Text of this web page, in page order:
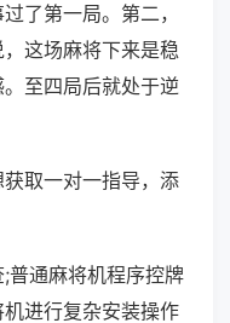
了第一局。第二，
这场麻将下来是稳
至四局后就处于逆
取一对一指导，添
普通麻将机程序控牌
进行复杂安装操作